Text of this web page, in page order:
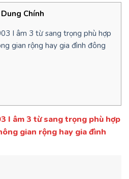
Chính
I âm 3 từ sang trọng phù hợp
gian rộng hay gia đình đông
I âm 3 từ sang trọng phù hợp
gian rộng hay gia đình